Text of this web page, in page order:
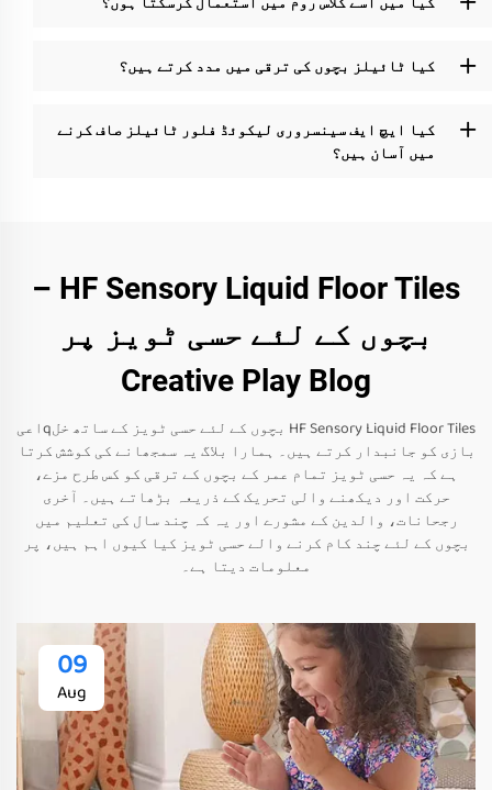
کیا ٹائیلز بچوں کی ترقی میں مدد کرتے ہیں؟
کیا ایچ ایف سینسروری لیکوئڈ فلور ٹائیلز صاف کرنے
میں آسان ہیں؟
HF Sensory Liquid Floor Tiles –
بچوں کے لئے حسی ٹویز پر
Creative Play Blog
HF Sensory Liquid Floor Tiles بچوں کے لئے حسی ٹویز کے ساتھ خلqاعی
بازی کو جانبدار کرتے ہیں۔ ہمارا بلاگ یہ سمجھانے کی کوشش کرتا
ہے کہ یہ حسی ٹویز تمام عمر کے بچوں کے ترقی کو کس طرح مزے،
حرکت اور دیکھنے والی تحریک کے ذریعہ بڑھاتے ہیں۔ آخری
رجحانات، والدین کے مشورے اور یہ کہ چند سال کی تعلیم میں
بچوں کے لئے چند کام کرنے والے حسی ٹویز کیا کیوں اہم ہیں، پر
معلومات دیتا ہے۔
09
Aug